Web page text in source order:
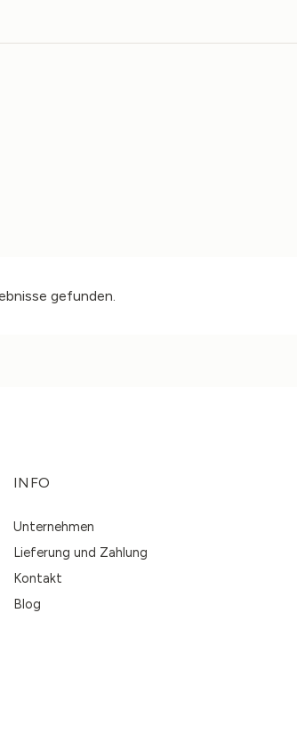
gefunden.
INFO
Unternehmen
Lieferung und Zahlung
Kontakt
Blog